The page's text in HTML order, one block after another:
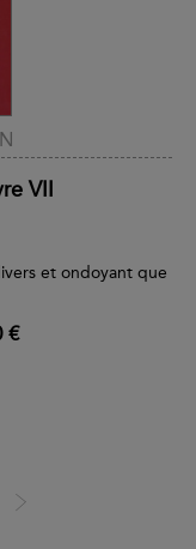
VII
et ondoyant que
€